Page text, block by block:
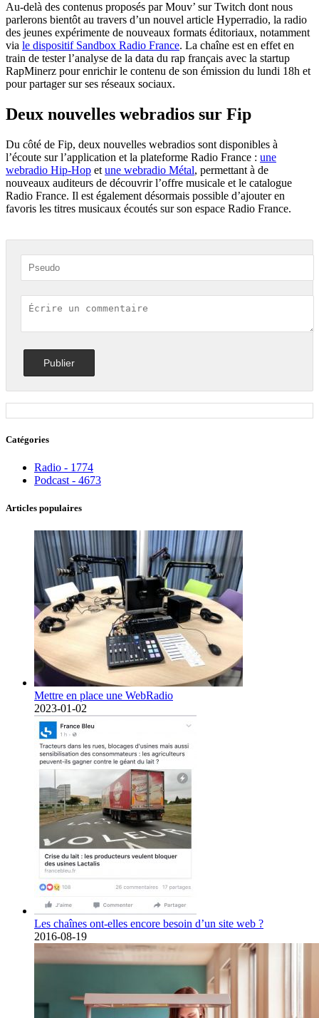
Au-delà des contenus proposés par Mouv’ sur Twitch dont nous
parlerons bientôt au travers d’un nouvel article Hyperradio, la radio
des jeunes expérimente de nouveaux formats éditoriaux, notamment
via le dispositif Sandbox Radio France. La chaîne est en effet en
train de tester l’analyse de la data du rap français avec la startup
RapMinerz pour enrichir le contenu de son émission du lundi 18h et
pour partager sur ses réseaux sociaux.
Deux nouvelles webradios sur Fip
Du côté de Fip, deux nouvelles webradios sont disponibles à
l’écoute sur l’application et la plateforme Radio France : une
webradio Hip-Hop et une webradio Métal, permettant à de
nouveaux auditeurs de découvrir l’offre musicale et le catalogue
Radio France. Il est également désormais possible d’ajouter en
favoris les titres musicaux écoutés sur son espace Radio France.
Catégories
Radio - 1774
Podcast - 4673
Articles populaires
Mettre en place une WebRadio
2023-01-02
Les chaînes ont-elles encore besoin d’un site web ?
2016-08-19